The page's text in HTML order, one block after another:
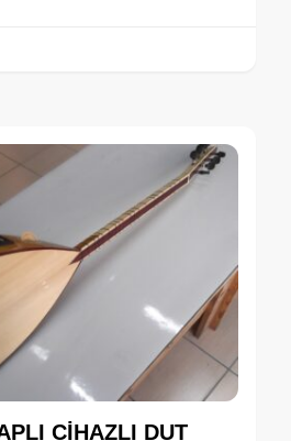
CİHAZLI DUT